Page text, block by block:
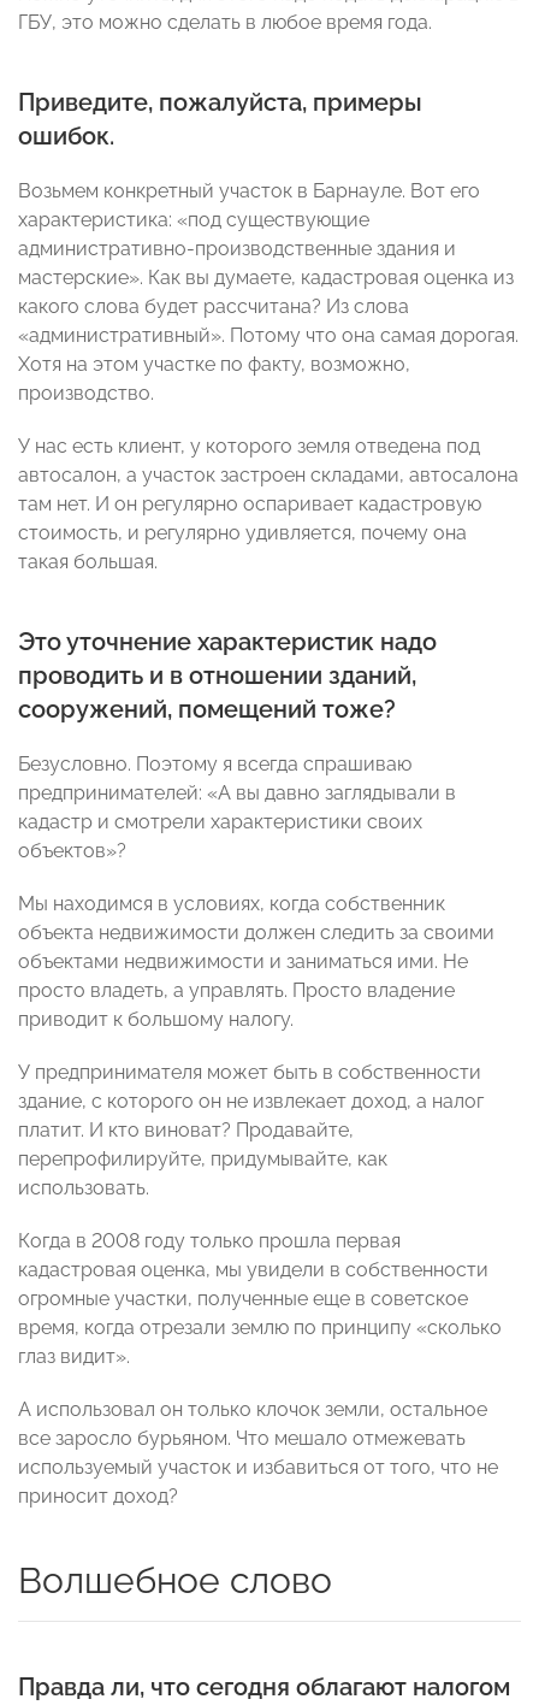
ГБУ, это можно сделать в любое время года.
Приведите, пожалуйста, примеры
ошибок.
Возьмем конкретный участок в Барнауле. Вот его
характеристика: «под существующие
административно-производственные здания и
мастерские». Как вы думаете, кадастровая оценка из
какого слова будет рассчитана? Из слова
«административный». Потому что она самая дорогая.
Хотя на этом участке по факту, возможно,
производство.
У нас есть клиент, у которого земля отведена под
автосалон, а участок застроен складами, автосалона
там нет. И он регулярно оспаривает кадастровую
стоимость, и регулярно удивляется, почему она
такая большая.
Это уточнение характеристик надо
проводить и в отношении зданий,
сооружений, помещений тоже?
Безусловно. Поэтому я всегда спрашиваю
предпринимателей: «А вы давно заглядывали в
кадастр и смотрели характеристики своих
объектов»?
Мы находимся в условиях, когда собственник
объекта недвижимости должен следить за своими
объектами недвижимости и заниматься ими. Не
просто владеть, а управлять. Просто владение
приводит к большому налогу.
У предпринимателя может быть в собственности
здание, с которого он не извлекает доход, а налог
платит. И кто виноват? Продавайте,
перепрофилируйте, придумывайте, как
использовать.
Когда в 2008 году только прошла первая
кадастровая оценка, мы увидели в собственности
огромные участки, полученные еще в советское
время, когда отрезали землю по принципу «сколько
глаз видит».
А использовал он только клочок земли, остальное
все заросло бурьяном. Что мешало отмежевать
используемый участок и избавиться от того, что не
приносит доход?
Волшебное слово
Правда ли, что сегодня облагают налогом